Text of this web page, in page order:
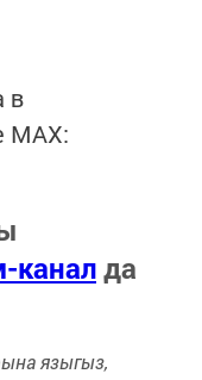
в
MАХ:
каналда
языгыз,